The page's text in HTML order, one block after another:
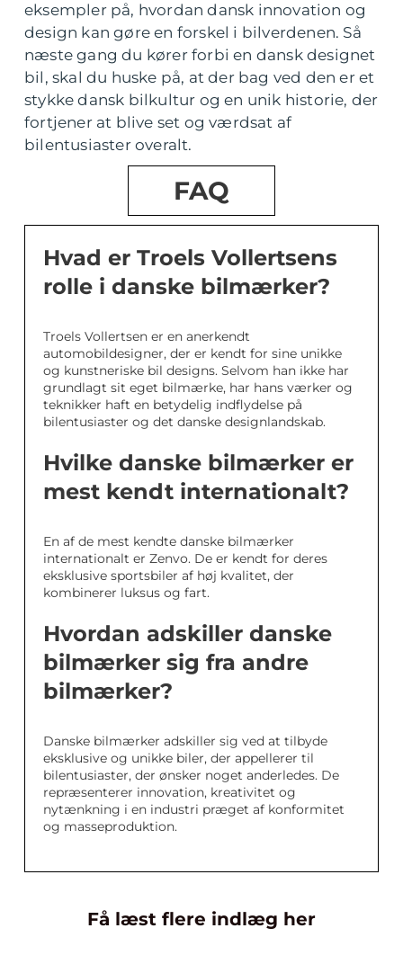
eksempler på, hvordan dansk innovation og
design kan gøre en forskel i bilverdenen. Så
næste gang du kører forbi en dansk designet
bil, skal du huske på, at der bag ved den er et
stykke dansk bilkultur og en unik historie, der
fortjener at blive set og værdsat af
bilentusiaster overalt.
FAQ
Hvad er Troels Vollertsens
rolle i danske bilmærker?
Troels Vollertsen er en anerkendt
automobildesigner, der er kendt for sine unikke
og kunstneriske bil designs. Selvom han ikke har
grundlagt sit eget bilmærke, har hans værker og
teknikker haft en betydelig indflydelse på
bilentusiaster og det danske designlandskab.
Hvilke danske bilmærker er
mest kendt internationalt?
En af de mest kendte danske bilmærker
internationalt er Zenvo. De er kendt for deres
eksklusive sportsbiler af høj kvalitet, der
kombinerer luksus og fart.
Hvordan adskiller danske
bilmærker sig fra andre
bilmærker?
Danske bilmærker adskiller sig ved at tilbyde
eksklusive og unikke biler, der appellerer til
bilentusiaster, der ønsker noget anderledes. De
repræsenterer innovation, kreativitet og
nytænkning i en industri præget af konformitet
og masseproduktion.
Få læst flere indlæg her